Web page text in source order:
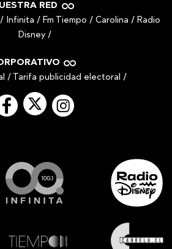
RED
/ Infinita / Fm Tiempo / Carolina / Radio
Disney /
/ Tarifa publicidad electoral /